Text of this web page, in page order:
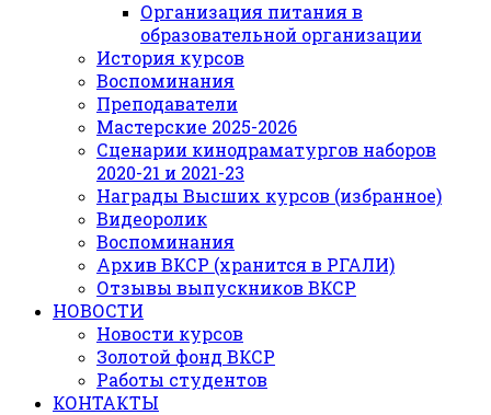
Организация питания в
образовательной организации
История курсов
Воспоминания
Преподаватели
Мастерские 2025-2026
Сценарии кинодраматургов наборов
2020-21 и 2021-23
Награды Высших курсов (избранное)
Видеоролик
Воспоминания
Архив ВКСР (хранится в РГАЛИ)
Отзывы выпускников ВКСР
НОВОСТИ
Новости курсов
Золотой фонд ВКСР
Работы студентов
КОНТАКТЫ